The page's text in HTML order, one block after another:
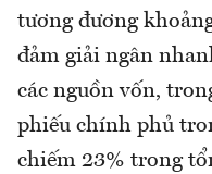
tương đương
đảm giải ngân
các nguồn vốn,
phiếu chính phủ
chiếm 23% trong